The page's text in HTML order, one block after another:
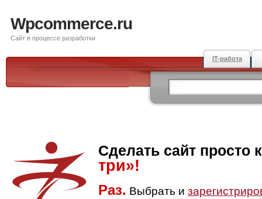
Wpcommerce.ru
Сайт в процессе разработки
IT-работа
Сделать сайт просто
три»!
Раз. Выбрать и